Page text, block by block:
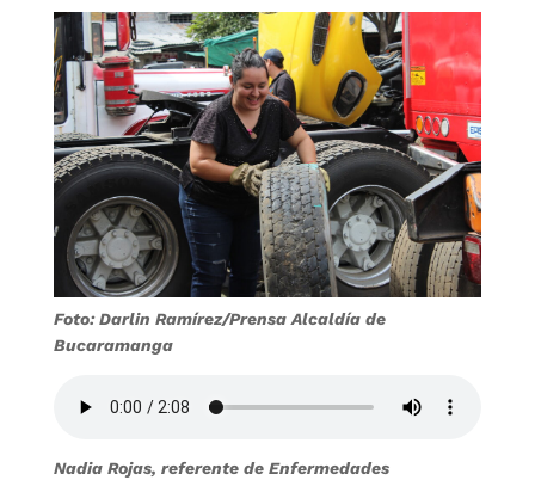
Foto: Darlin Ramírez/Prensa Alcaldía de
Bucaramanga
Nadia Rojas, referente de Enfermedades